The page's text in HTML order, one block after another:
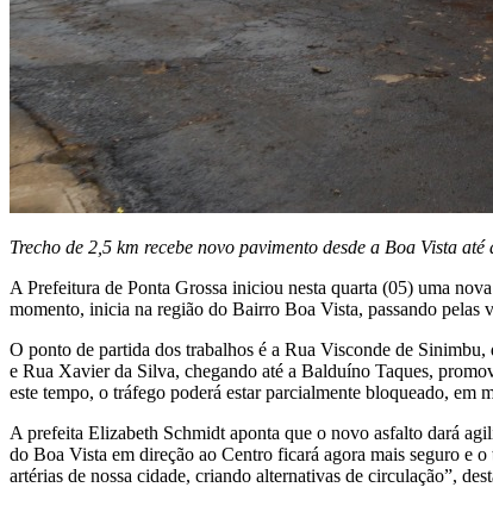
Trecho de 2,5 km recebe novo pavimento desde a Boa Vista
A Prefeitura de Ponta Grossa iniciou nesta quarta (05) uma
momento, inicia na região do Bairro Boa Vista, passando pelas
O ponto de partida dos trabalhos é a Rua Visconde de
e Rua Xavier da Silva, chegando até a Balduíno Taques,
este tempo, o tráfego poderá estar parcialmente bloqueado, em
A prefeita Elizabeth Schmidt aponta que o novo asfalto dará
do Boa Vista em direção ao Centro ficará agora mais seguro e
artérias de nossa cidade, criando alternativas de circulação”,